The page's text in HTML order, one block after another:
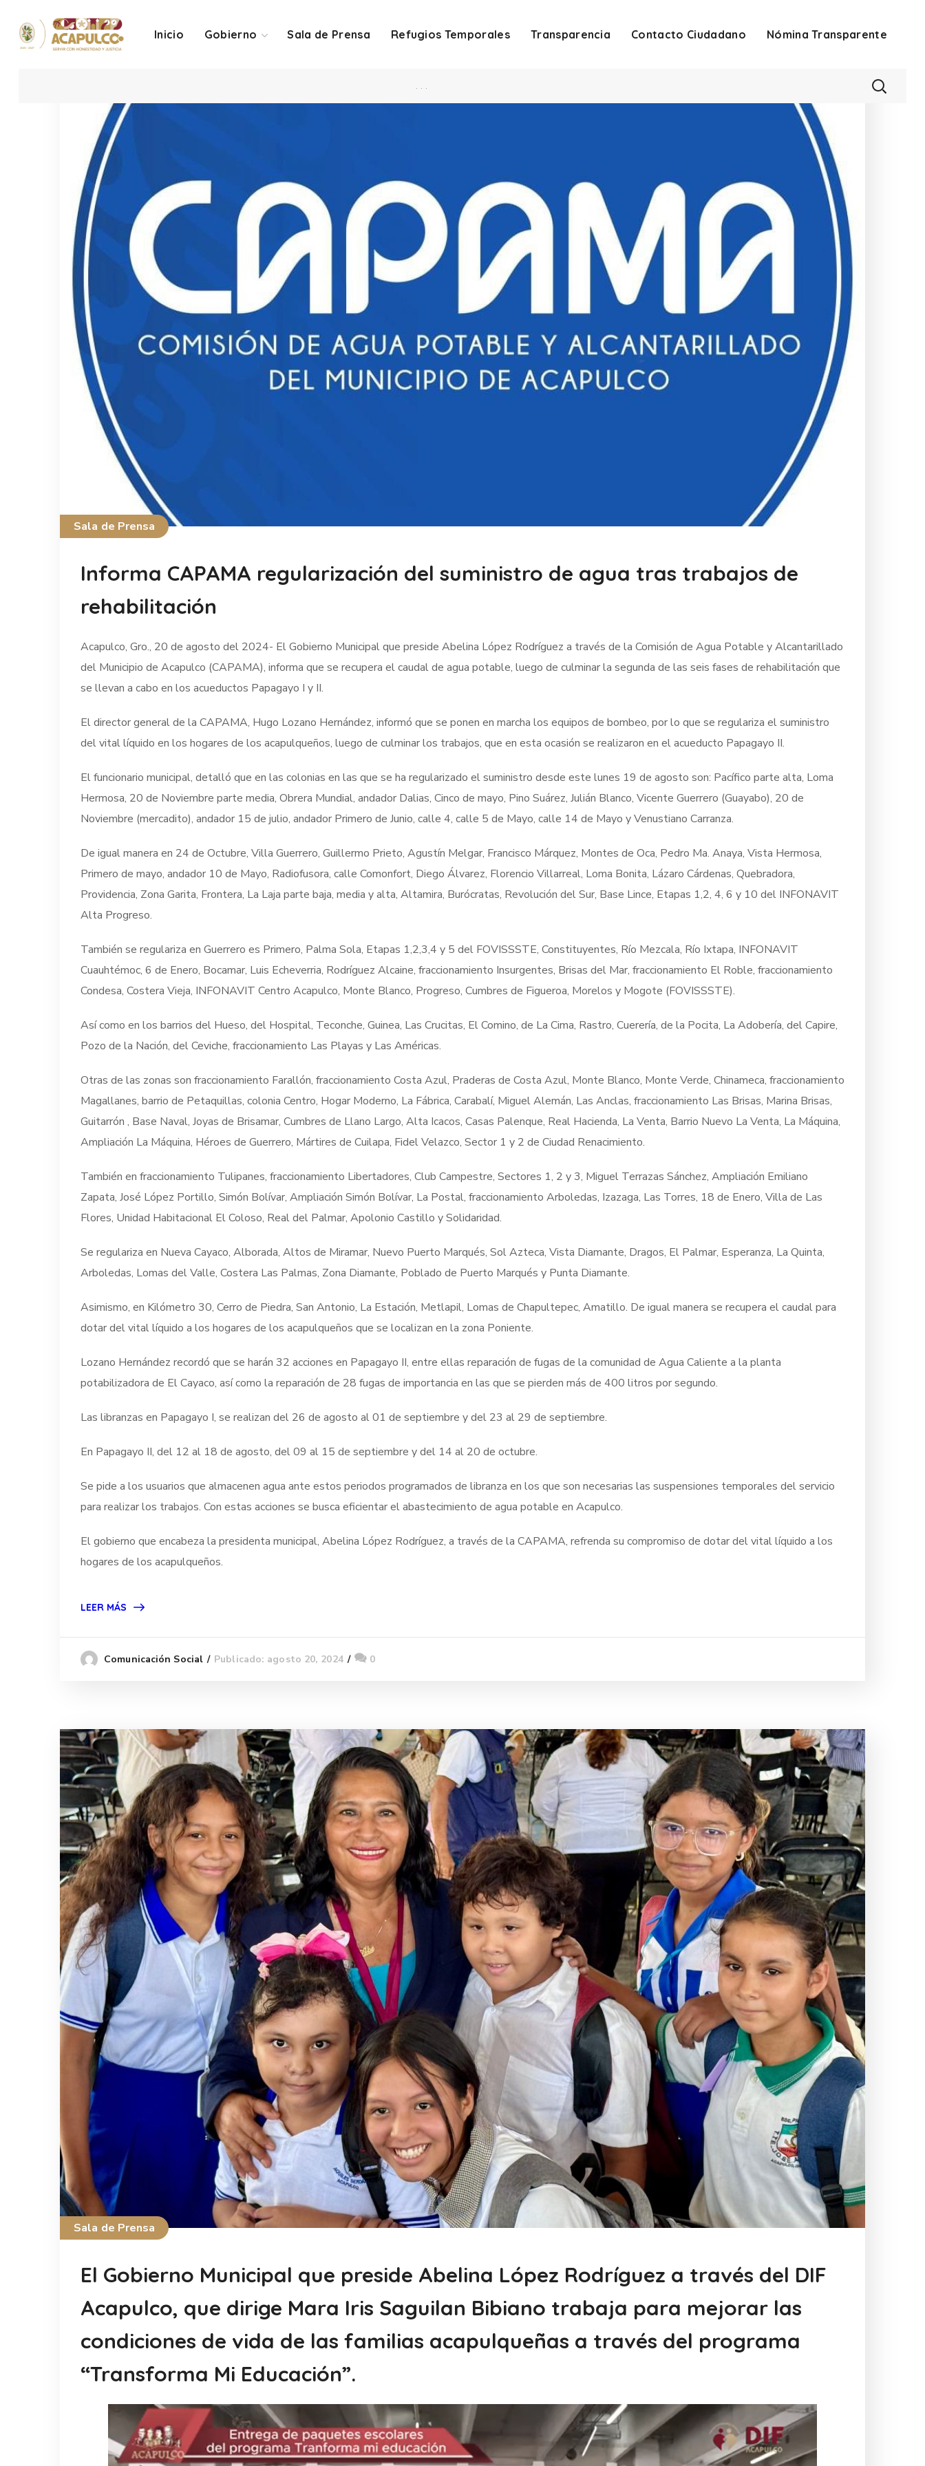
Inicio Gobierno Sala de Prensa Refugios Temporales Transparencia Contacto Ciudadano Nómina Transparente
. . .
Sala de Prensa
Informa CAPAMA regularización del suministro de agua tras trabajos de
rehabilitación
Acapulco, Gro., 20 de agosto del 2024- El Gobierno Municipal que preside Abelina López Rodríguez a través de la Comisión de Agua Potable y Alcantarillado
del Municipio de Acapulco (CAPAMA), informa que se recupera el caudal de agua potable, luego de culminar la segunda de las seis fases de rehabilitación que
se llevan a cabo en los acueductos Papagayo I y II.
El director general de la CAPAMA, Hugo Lozano Hernández, informó que se ponen en marcha los equipos de bombeo, por lo que se regulariza el suministro
del vital líquido en los hogares de los acapulqueños, luego de culminar los trabajos, que en esta ocasión se realizaron en el acueducto Papagayo II.
El funcionario municipal, detalló que en las colonias en las que se ha regularizado el suministro desde este lunes 19 de agosto son: Pacífico parte alta, Loma
Hermosa, 20 de Noviembre parte media, Obrera Mundial, andador Dalias, Cinco de mayo, Pino Suárez, Julián Blanco, Vicente Guerrero (Guayabo), 20 de
Noviembre (mercadito), andador 15 de julio, andador Primero de Junio, calle 4, calle 5 de Mayo, calle 14 de Mayo y Venustiano Carranza.
De igual manera en 24 de Octubre, Villa Guerrero, Guillermo Prieto, Agustín Melgar, Francisco Márquez, Montes de Oca, Pedro Ma. Anaya, Vista Hermosa,
Primero de mayo, andador 10 de Mayo, Radiofusora, calle Comonfort, Diego Álvarez, Florencio Villarreal, Loma Bonita, Lázaro Cárdenas, Quebradora,
Providencia, Zona Garita, Frontera, La Laja parte baja, media y alta, Altamira, Burócratas, Revolución del Sur, Base Lince, Etapas 1,2, 4, 6 y 10 del INFONAVIT
Alta Progreso.
También se regulariza en Guerrero es Primero, Palma Sola, Etapas 1,2,3,4 y 5 del FOVISSSTE, Constituyentes, Río Mezcala, Río Ixtapa, INFONAVIT
Cuauhtémoc, 6 de Enero, Bocamar, Luis Echeverria, Rodríguez Alcaine, fraccionamiento Insurgentes, Brisas del Mar, fraccionamiento El Roble, fraccionamiento
Condesa, Costera Vieja, INFONAVIT Centro Acapulco, Monte Blanco, Progreso, Cumbres de Figueroa, Morelos y Mogote (FOVISSSTE).
Así como en los barrios del Hueso, del Hospital, Teconche, Guinea, Las Crucitas, El Comino, de La Cima, Rastro, Cuerería, de la Pocita, La Adobería, del Capire,
Pozo de la Nación, del Ceviche, fraccionamiento Las Playas y Las Américas.
Otras de las zonas son fraccionamiento Farallón, fraccionamiento Costa Azul, Praderas de Costa Azul, Monte Blanco, Monte Verde, Chinameca, fraccionamiento
Magallanes, barrio de Petaquillas, colonia Centro, Hogar Moderno, La Fábrica, Carabalí, Miguel Alemán, Las Anclas, fraccionamiento Las Brisas, Marina Brisas,
Guitarrón , Base Naval, Joyas de Brisamar, Cumbres de Llano Largo, Alta Icacos, Casas Palenque, Real Hacienda, La Venta, Barrio Nuevo La Venta, La Máquina,
Ampliación La Máquina, Héroes de Guerrero, Mártires de Cuilapa, Fidel Velazco, Sector 1 y 2 de Ciudad Renacimiento.
También en fraccionamiento Tulipanes, fraccionamiento Libertadores, Club Campestre, Sectores 1, 2 y 3, Miguel Terrazas Sánchez, Ampliación Emiliano
Zapata, José López Portillo, Simón Bolívar, Ampliación Simón Bolívar, La Postal, fraccionamiento Arboledas, Izazaga, Las Torres, 18 de Enero, Villa de Las
Flores, Unidad Habitacional El Coloso, Real del Palmar, Apolonio Castillo y Solidaridad.
Se regulariza en Nueva Cayaco, Alborada, Altos de Miramar, Nuevo Puerto Marqués, Sol Azteca, Vista Diamante, Dragos, El Palmar, Esperanza, La Quinta,
Arboledas, Lomas del Valle, Costera Las Palmas, Zona Diamante, Poblado de Puerto Marqués y Punta Diamante.
Asimismo, en Kilómetro 30, Cerro de Piedra, San Antonio, La Estación, Metlapil, Lomas de Chapultepec, Amatillo. De igual manera se recupera el caudal para
dotar del vital líquido a los hogares de los acapulqueños que se localizan en la zona Poniente.
Lozano Hernández recordó que se harán 32 acciones en Papagayo II, entre ellas reparación de fugas de la comunidad de Agua Caliente a la planta
potabilizadora de El Cayaco, así como la reparación de 28 fugas de importancia en las que se pierden más de 400 litros por segundo.
Las libranzas en Papagayo I, se realizan del 26 de agosto al 01 de septiembre y del 23 al 29 de septiembre.
En Papagayo II, del 12 al 18 de agosto, del 09 al 15 de septiembre y del 14 al 20 de octubre.
Se pide a los usuarios que almacenen agua ante estos periodos programados de libranza en los que son necesarias las suspensiones temporales del servicio
para realizar los trabajos. Con estas acciones se busca eficientar el abastecimiento de agua potable en Acapulco.
El gobierno que encabeza la presidenta municipal, Abelina López Rodríguez, a través de la CAPAMA, refrenda su compromiso de dotar del vital líquido a los
hogares de los acapulqueños.
LEER MÁS
Comunicación Social Publicado: agosto 20, 2024 0
Sala de Prensa
El Gobierno Municipal que preside Abelina López Rodríguez a través del DIF
Acapulco, que dirige Mara Iris Saguilan Bibiano trabaja para mejorar las
condiciones de vida de las familias acapulqueñas a través del programa
“Transforma Mi Educación”.